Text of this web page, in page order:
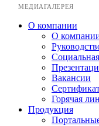
МЕДИАГАЛЕРЕЯ
О компании
О
Вакансии
Горячая
Продукция